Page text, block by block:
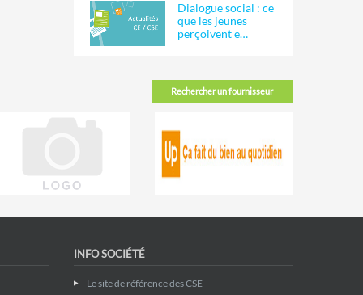
Dialogue social : ce
que les jeunes
perçoivent e…
Rechercher un fournisseur
INFO SOCIÉTÉ
Le site de référence des CSE